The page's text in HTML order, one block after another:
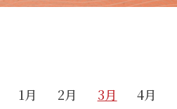
1月 2月 3月 4月